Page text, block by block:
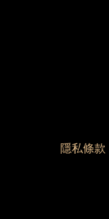
隱私條款